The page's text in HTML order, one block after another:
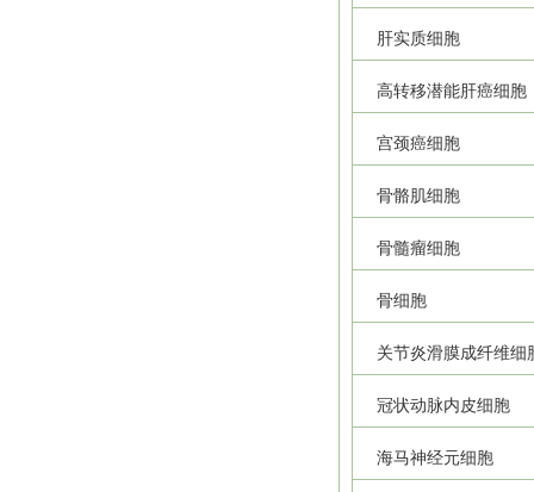
肝实质细胞
高转移潜能肝癌细胞
宫颈癌细胞
骨骼肌细胞
骨髓瘤细胞
骨细胞
关节炎滑膜成纤维细
冠状动脉内皮细胞
海马神经元细胞